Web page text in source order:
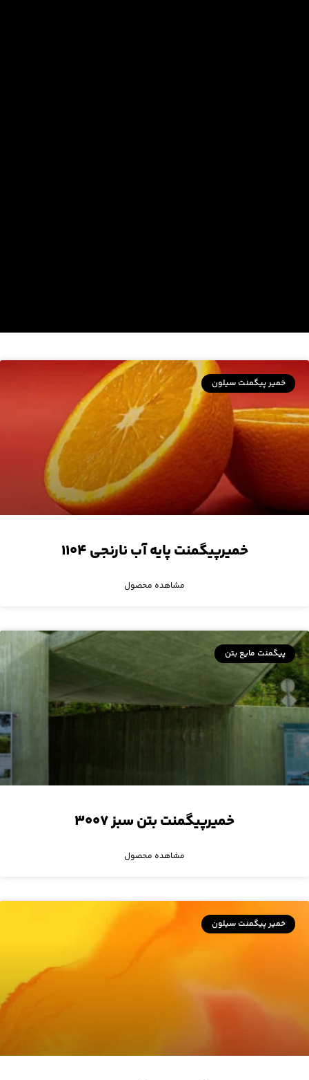
خمیر پیگمنت سیلون
خمیرپیگمنت پایه آب نارنجی ۱۱۰۴
مشاهده محصول
پیگمنت مایع بتن
خمیرپیگمنت بتن سبز ۳۰۰۷
مشاهده محصول
خمیر پیگمنت سیلون